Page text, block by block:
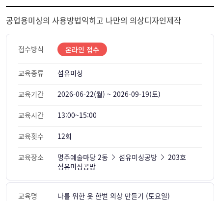
공업용미싱의 사용방법익히고 나만의 의상디자인제작
접수방식 온라인 접수
교육종류 섬유미싱
교육기간 2026-06-22(월) ~ 2026-09-19(토)
교육시간 13:00~15:00
교육횟수 12회
교육장소 명주예술마당 2동 섬유미싱공방
203호
섬유미싱공방
교육명 나를 위한 옷 한벌 의상 만들기 (토요일)